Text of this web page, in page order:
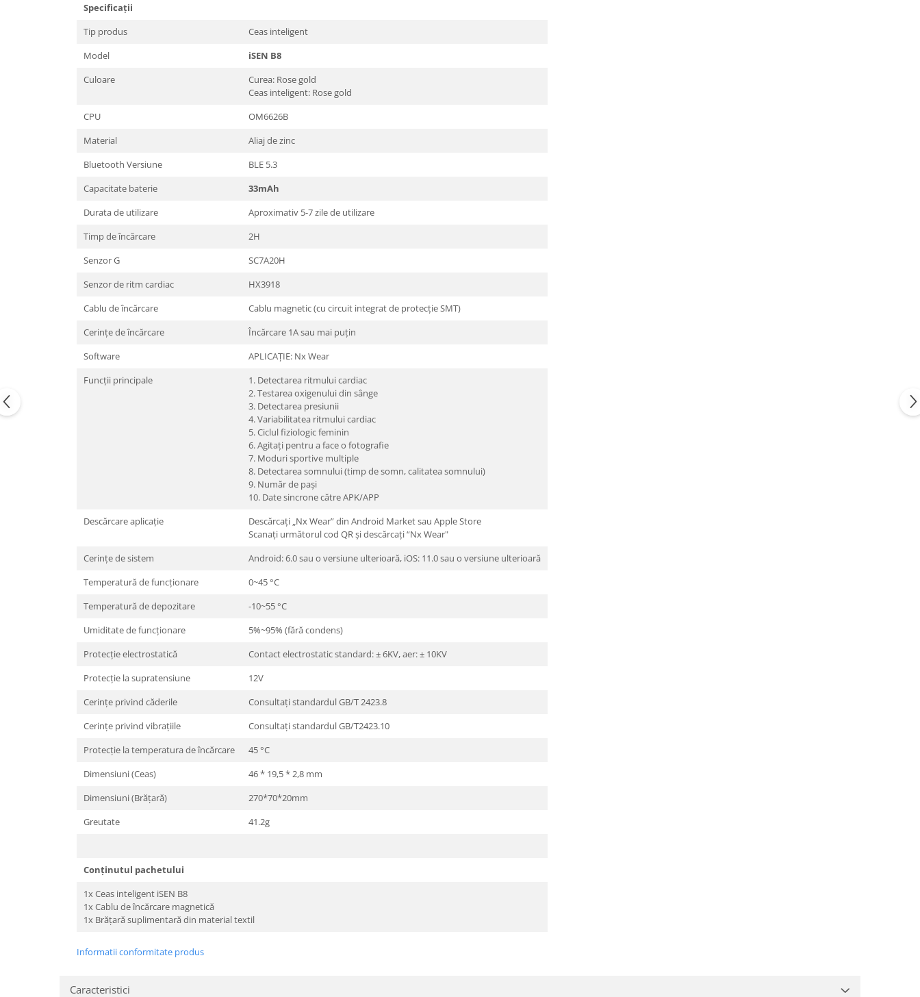
Specificații
Tip produs
Ceas inteligent
Model
iSEN B8
Culoare
Curea: Rose gold
Ceas inteligent: Rose gold
CPU
OM6626B
Material
Aliaj de zinc
Bluetooth Versiune
BLE 5.3
Capacitate baterie
33mAh
Durata de utilizare
Aproximativ 5-7 zile de utilizare
Timp de încărcare
2H
Senzor G
SC7A20H
Senzor de ritm cardiac
HX3918
Cablu de încărcare
Cablu magnetic (cu circuit integrat de protecție SMT)
Cerințe de încărcare
Încărcare 1A sau mai puțin
Software
APLICAȚIE: Nx Wear
Funcții principale
1. Detectarea ritmului cardiac
2. Testarea oxigenului din sânge
3. Detectarea presiunii
4. Variabilitatea ritmului cardiac
5. Ciclul fiziologic feminin
6. Agitați pentru a face o fotografie
7. Moduri sportive multiple
8. Detectarea somnului (timp de somn, calitatea somnului)
9. Număr de pași
10. Date sincrone către APK/APP
Descărcare aplicație
Descărcați „Nx Wear” din Android Market sau Apple Store
Scanați următorul cod QR și descărcați “Nx Wear"
Cerințe de sistem
Android: 6.0 sau o versiune ulterioară, iOS: 11.0 sau o versiune ulterioară
Temperatură de funcționare
0~45 °C
Temperatură de depozitare
-10~55 °C
Umiditate de funcționare
5%~95% (fără condens)
Protecție electrostatică
Contact electrostatic standard: ± 6KV, aer: ± 10KV
Protecție la supratensiune
12V
Cerințe privind căderile
Consultați standardul GB/T 2423.8
Cerințe privind vibrațiile
Consultați standardul GB/T2423.10
Protecție la temperatura de încărcare
45 °C
Dimensiuni (Ceas)
46 * 19,5 * 2,8 mm
Dimensiuni (Brățară)
270*70*20mm
Greutate
41.2g
Conținutul pachetului
1x Ceas inteligent iSEN B8
1x Cablu de încărcare magnetică
1x Brățară suplimentară din material textil
Informatii conformitate produs
Caracteristici